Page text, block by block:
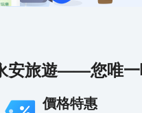
安旅遊——您唯一
價格特惠